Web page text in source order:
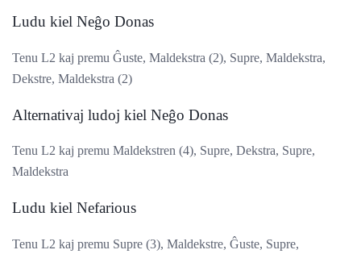
Ludu kiel Neĝo Donas
Tenu L2 kaj premu Ĝuste, Maldekstra (2), Supre, Maldekstra,
Dekstre, Maldekstra (2)
Alternativaj ludoj kiel Neĝo Donas
Tenu L2 kaj premu Maldekstren (4), Supre, Dekstra, Supre,
Maldekstra
Ludu kiel Nefarious
Tenu L2 kaj premu Supre (3), Maldekstre, Ĝuste, Supre,